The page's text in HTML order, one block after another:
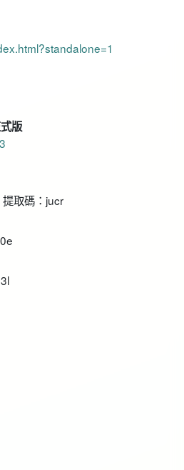
版
提取碼：jucr